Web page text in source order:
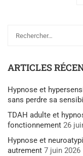
ARTICLES
Hypnose et
sans perdre sa
TDAH adulte et
fonctionnement 26
Hypnose et
autrement 7 juin 2026